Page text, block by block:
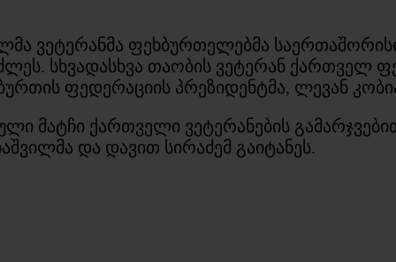
ვეტერანმა ფეხბურთელებმა
სხვადასხვა თაობის ვეტერან ქართველ
ფედერაციის პრეზიდენტმა, ლევან
მატჩი ქართველი ვეტერანების
და დავით სირაძემ გაიტანეს.